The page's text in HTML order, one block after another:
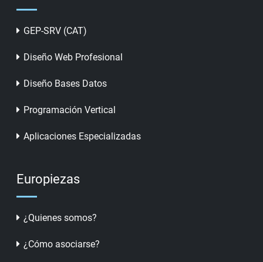
GEP-SRV (CAT)
Diseño Web Profesional
Diseño Bases Datos
Programación Vertical
Aplicaciones Especializadas
Europiezas
¿Quienes somos?
¿Cómo asociarse?